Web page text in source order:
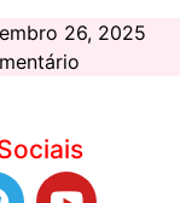
26, 2025